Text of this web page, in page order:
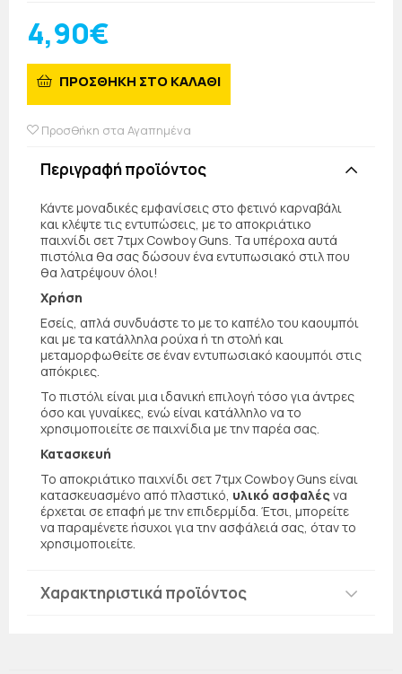
4,90€
ΠΡΟΣΘΗΚΗ ΣΤΟ ΚΑΛΑΘΙ
Προσθήκη στα Αγαπημένα
Περιγραφή προϊόντος
Κάντε μοναδικές εμφανίσεις στο φετινό καρναβάλι
και κλέψτε τις εντυπώσεις, με το αποκριάτικο
παιχνίδι σετ 7τμχ Cowboy Guns. Τα υπέροχα αυτά
πιστόλια θα σας δώσουν ένα εντυπωσιακό στιλ που
θα λατρέψουν όλοι!
Χρήση
Εσείς, απλά συνδυάστε το με το καπέλο του καουμπόι
και με τα κατάλληλα ρούχα ή τη στολή και
μεταμορφωθείτε σε έναν εντυπωσιακό καουμπόι στις
απόκριες.
Το πιστόλι είναι μια ιδανική επιλογή τόσο για άντρες
όσο και γυναίκες, ενώ είναι κατάλληλο να το
χρησιμοποιείτε σε παιχνίδια με την παρέα σας.
Κατασκευή
Το αποκριάτικο παιχνίδι σετ 7τμχ Cowboy Guns είναι
κατασκευασμένο από πλαστικό, υλικό ασφαλές να
έρχεται σε επαφή με την επιδερμίδα. Έτσι, μπορείτε
να παραμένετε ήσυχοι για την ασφάλειά σας, όταν το
χρησιμοποιείτε.
Χαρακτηριστικά προϊόντος